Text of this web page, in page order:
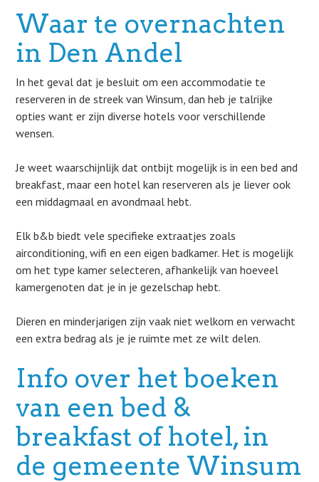
Waar te overnachten
in Den Andel
In het geval dat je besluit om een accommodatie te
reserveren in de streek van Winsum, dan heb je talrijke
opties want er zijn diverse hotels voor verschillende
wensen.
Je weet waarschijnlijk dat ontbijt mogelijk is in een bed and
breakfast, maar een hotel kan reserveren als je liever ook
een middagmaal en avondmaal hebt.
Elk b&b biedt vele specifieke extraatjes zoals
airconditioning, wifi en een eigen badkamer. Het is mogelijk
om het type kamer selecteren, afhankelijk van hoeveel
kamergenoten dat je in je gezelschap hebt.
Dieren en minderjarigen zijn vaak niet welkom en verwacht
een extra bedrag als je je ruimte met ze wilt delen.
Info over het boeken
van een bed &
breakfast of hotel, in
de gemeente Winsum